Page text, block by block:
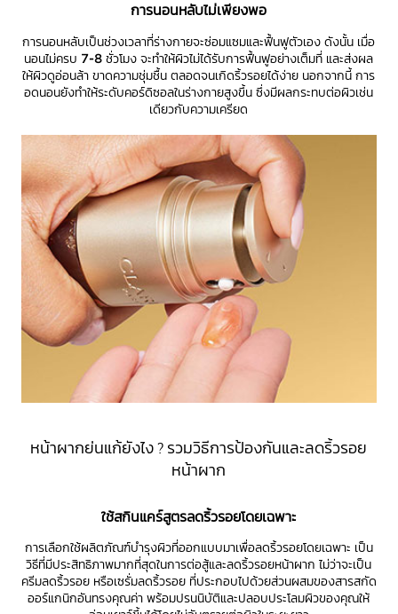
การนอนหลับไม่เพียงพอ
การนอนหลับเป็นช่วงเวลาที่ร่างกายจะซ่อมแซมและฟื้นฟูตัวเอง ดังนั้น เมื่อ
นอนไม่ครบ 7-8 ชั่วโมง จะทำให้ผิวไม่ได้รับการฟื้นฟูอย่างเต็มที่ และส่งผล
ให้ผิวดูอ่อนล้า ขาดความชุ่มชื้น ตลอดจนเกิดริ้วรอยได้ง่าย นอกจากนี้ การ
อดนอนยังทำให้ระดับคอร์ดิซอลในร่างกายสูงขึ้น ซึ่งมีผลกระทบต่อผิวเช่น
เดียวกับความเครียด
หน้าผากย่นแก้ยังไง ? รวมวิธีการป้องกันและลดริ้วรอย
หน้าผาก
ใช้สกินแคร์สูตรลดริ้วรอยโดยเฉพาะ
การเลือกใช้ผลิตภัณฑ์บำรุงผิวที่ออกแบบมาเพื่อลดริ้วรอยโดยเฉพาะ เป็น
วิธีที่มีประสิทธิภาพมากที่สุดในการต่อสู้และลดริ้วรอยหน้าผาก ไม่ว่าจะเป็น
ครีมลดริ้วรอย หรือเซรั่มลดริ้วรอย ที่ประกอบไปด้วยส่วนผสมของสารสกัด
ออร์แกนิกอันทรงคุณค่า พร้อมปรนนิบัติและปลอบประโลมผิวของคุณให้